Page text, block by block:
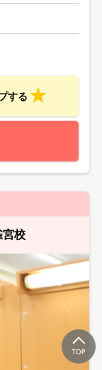
する
宮校